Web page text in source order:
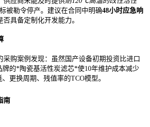
被勒令停产。建议在合同中明确48小时应急响
否具备定制化开发能力。
采购案例发现：虽然国产设备初期投资比进口
牌的*陶瓷基活性炭滤芯*使10年维护成本减少
更换周期、残值率的TCO模型。
南